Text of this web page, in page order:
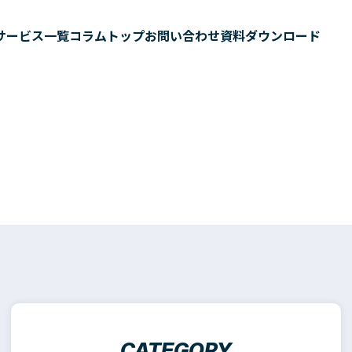
ービス一覧コラムトップお問い合わせ資料ダウンロード